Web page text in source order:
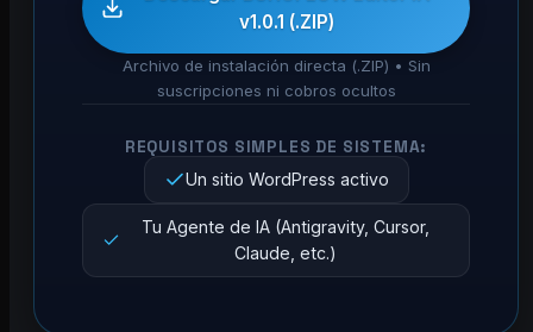
v1.0.1 (.ZIP)
Archivo de instalación directa (.ZIP) • Sin
suscripciones ni cobros ocultos
REQUISITOS SIMPLES DE SISTEMA:
Un sitio WordPress activo
Tu Agente de IA (Antigravity, Cursor,
Claude, etc.)